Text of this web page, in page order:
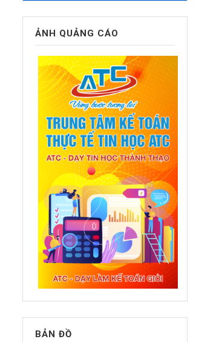
ẢNH QUẢNG CÁO
BẢN ĐỒ